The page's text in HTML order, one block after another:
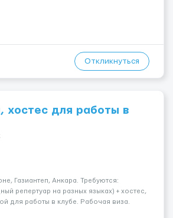
(після вирахув...
Откликнуться
хостес для работы в
Газиантеп, Анкара. Требуются:
репертуар на разных языках) + хостеc,
для работы в клубе. Рабочая виза.